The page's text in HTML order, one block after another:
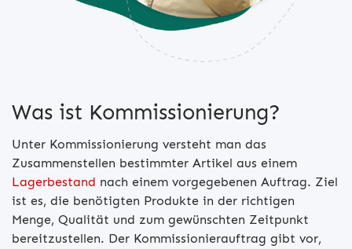
Was ist Kommissionierung?
Unter Kommissionierung versteht man das
Zusammenstellen bestimmter Artikel aus einem
Lagerbestand nach einem vorgegebenen Auftrag. Ziel
ist es, die benötigten Produkte in der richtigen
Menge, Qualität und zum gewünschten Zeitpunkt
bereitzustellen. Der Kommissionierauftrag gibt vor,